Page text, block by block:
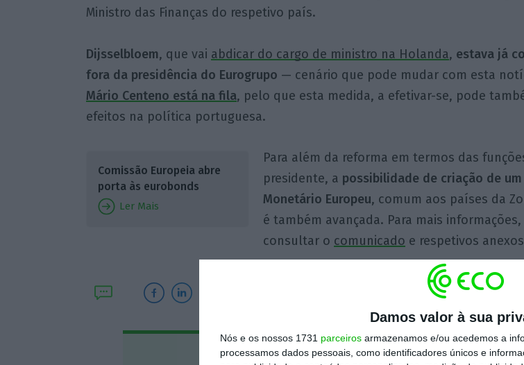
Damos valor à sua
Nós e os nossos 1731 parceiros armazenamos e/ou acedemos a
processamos dados pessoais, como identificadores únicos e
Ministro das Finanças do respetivo país.
Dijsselbloem, que vai abdicar do cargo de ministro na Holanda, estava já
fora da presidência do Eurogrupo — cenário que pode mudar com esta
Mário Centeno está na fila, pelo que esta medida, a efetivar-se, pode
efeitos na política portuguesa.
Comissão Europeia abre
porta às eurobonds
Ler Mais
Para além da reforma em termos das
presidente, a possibilidade de criação de um
Monetário Europeu, comum aos países da
é também avançada. Para mais
consultar o comunicado e respetivos